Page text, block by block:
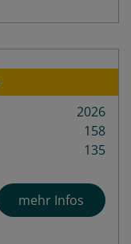
2026
158
135
mehr Infos